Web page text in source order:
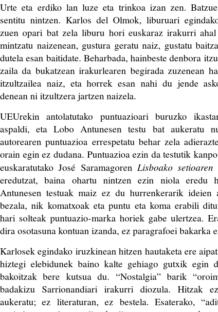
Urte eta erdiko lan luze eta trinkoa izan zen.
sentitu nintzen. Karlos del Olmok, liburuari
zuen opari bat zela liburu hori euskaraz irakurri
mintzatu naizenean, gustura geratu naiz, gustatu
dutela esan baitidate. Beharbada, hainbeste denbora
zaila da bukatzean irakurlearen begirada zuzenean
itzultzailea naiz, eta horrek esan nahi du jende
denean ni itzultzera jartzen naizela.
UEUrekin antolatutako puntuazioari buruzko
aspaldi, eta Lobo Antunesen testu bat aukeratu
autorearen puntuazioa errespetatu behar zela
orain egin ez dudana. Puntuazioa ezin da testutik
euskaratutako José Saramagoren Lisboako
eredutzat, baina ohartu nintzen ezin niola eredu
Antunesen testuak maiz ez du hurrenkerarik ideien
bezala, nik komatxoak eta puntu eta koma erabili
hari solteak puntuazio-marka horiek gabe ulertzea.
dira osotasuna kontuan izanda, ez paragrafoei bakarka
Karlosek egindako iruzkinean hitzen hautaketa ere
hiztegi elebidunek baino kalte gehiago gutxik egin
bakoitzak bere kutsua du. “Nostalgia” barik
badakizu Sarrionandiari irakurri diozula. Hitzak
aukeratu; ez literaturan, ez bestela. Esaterako,